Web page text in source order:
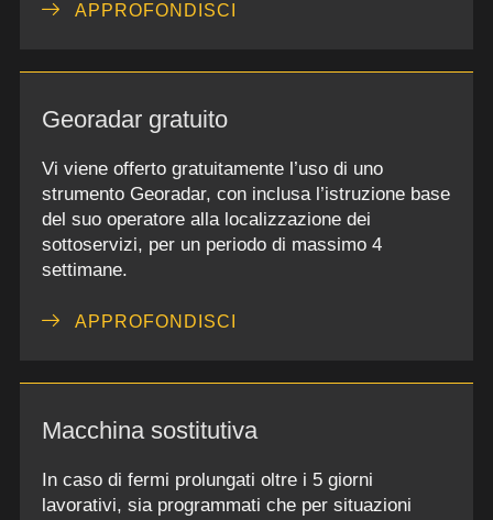
APPROFONDISCI
Georadar gratuito
Vi viene offerto gratuitamente l’uso di uno
strumento Georadar, con inclusa l’istruzione base
del suo operatore alla localizzazione dei
sottoservizi, per un periodo di massimo 4
settimane.
APPROFONDISCI
Macchina sostitutiva
In caso di fermi prolungati oltre i 5 giorni
lavorativi, sia programmati che per situazioni